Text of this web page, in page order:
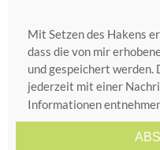
Mit Setzen des Hakens
dass die von mir
und gespeichert werden.
jederzeit mit einer
Informationen